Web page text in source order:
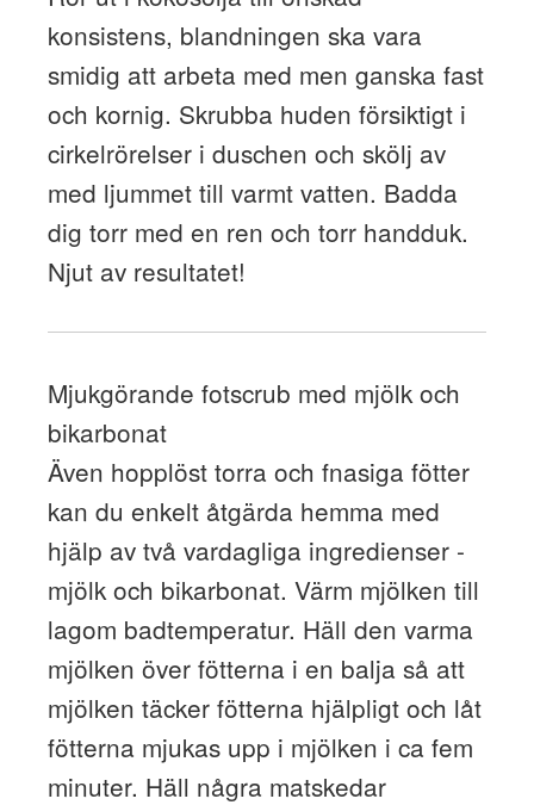
konsistens, blandningen ska vara
smidig att arbeta med men ganska fast
och kornig. Skrubba huden försiktigt i
cirkelrörelser i duschen och skölj av
med ljummet till varmt vatten. Badda
dig torr med en ren och torr handduk.
Njut av resultatet!
Mjukgörande fotscrub med mjölk och
bikarbonat
Även hopplöst torra och fnasiga fötter
kan du enkelt åtgärda hemma med
hjälp av två vardagliga ingredienser -
mjölk och bikarbonat. Värm mjölken till
lagom badtemperatur. Häll den varma
mjölken över fötterna i en balja så att
mjölken täcker fötterna hjälpligt och låt
fötterna mjukas upp i mjölken i ca fem
minuter. Häll några matskedar